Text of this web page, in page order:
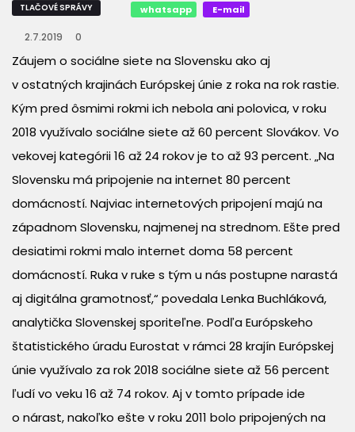
TLAČOVÉ SPRÁVY whatsapp E-mail
2.7.2019 0
Záujem o sociálne siete na Slovensku ako aj
v ostatných krajinách Európskej únie z roka na rok rastie.
Kým pred ôsmimi rokmi ich nebola ani polovica, v roku
2018 využívalo sociálne siete až 60 percent Slovákov. Vo
vekovej kategórii 16 až 24 rokov je to až 93 percent. „Na
Slovensku má pripojenie na internet 80 percent
domácností. Najviac internetových pripojení majú na
západnom Slovensku, najmenej na strednom. Ešte pred
desiatimi rokmi malo internet doma 58 percent
domácností. Ruka v ruke s tým u nás postupne narastá
aj digitálna gramotnosť,“ povedala Lenka Buchláková,
analytička Slovenskej sporiteľne. Podľa Európskeho
štatistického úradu Eurostat v rámci 28 krajín Európskej
únie využívalo za rok 2018 sociálne siete až 56 percent
ľudí vo veku 16 až 74 rokov. Aj v tomto prípade ide
o nárast, nakoľko ešte v roku 2011 bolo pripojených na